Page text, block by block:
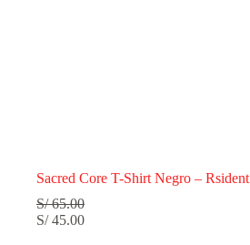
Sacred Core T-Shirt Negro – Rsident
S/65.00
S/45.00